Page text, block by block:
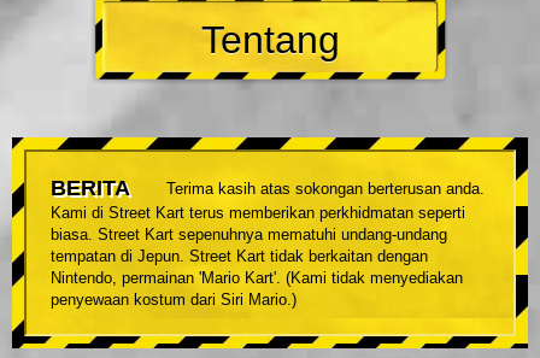
Tentang
BERITA
Terima kasih atas sokongan berterusan anda.
Kami di Street Kart terus memberikan perkhidmatan seperti
biasa. Street Kart sepenuhnya mematuhi undang-undang
tempatan di Jepun. Street Kart tidak berkaitan dengan
Nintendo, permainan 'Mario Kart'. (Kami tidak menyediakan
penyewaan kostum dari Siri Mario.)